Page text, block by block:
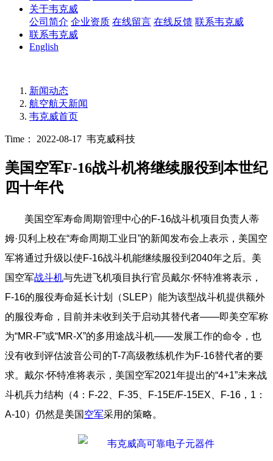
关于韦克威
公司简介 企业资质 在线留言 在线反馈 联系韦克威
联系韦克威
English
新闻动态
航空航天新闻
韦克威首页
Time： 2022-08-17 韦克威科技
美国空军F-16战斗机将继续服役到本世纪
四十年代
美国空军寿命周期管理中心的F-16战斗机项目负责人蒂
姆·贝利上校在“寿命周期工业日”的新闻发布会上表示，美国空
军将通过升级以使F-16战斗机能继续服役到2040年之后。美
国空军战斗机与先进飞机项目执行官员戴尔·怀特准将表示，
F-16的服役寿命延长计划（SLEP）能为该型战斗机提供额外
的服役寿命，目前并未收到关于启动其替代者——即美空军称
为“MR-F”或“MR-X”的多用途战斗机——发展工作的命令，也
没有收到评估波音公司的T-7高级教练机作为F-16替代者的要
求。戴尔·怀特准将表示，美国空军2021年提出的“4+1”未来战
斗机兵力结构（4：F-22、F-35、F-15E/F-15EX、F-16，1：
A-10）仍然是美国空军采用的策略。